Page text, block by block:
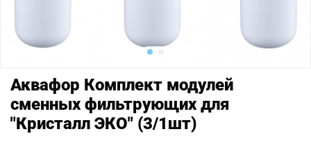
Аквафор Комплект модулей
сменных фильтрующих для
"Кристалл ЭКО" (3/1шт)